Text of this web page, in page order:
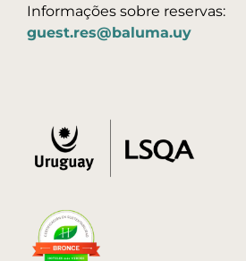
Informações sobre reservas:
guest.res@baluma.uy